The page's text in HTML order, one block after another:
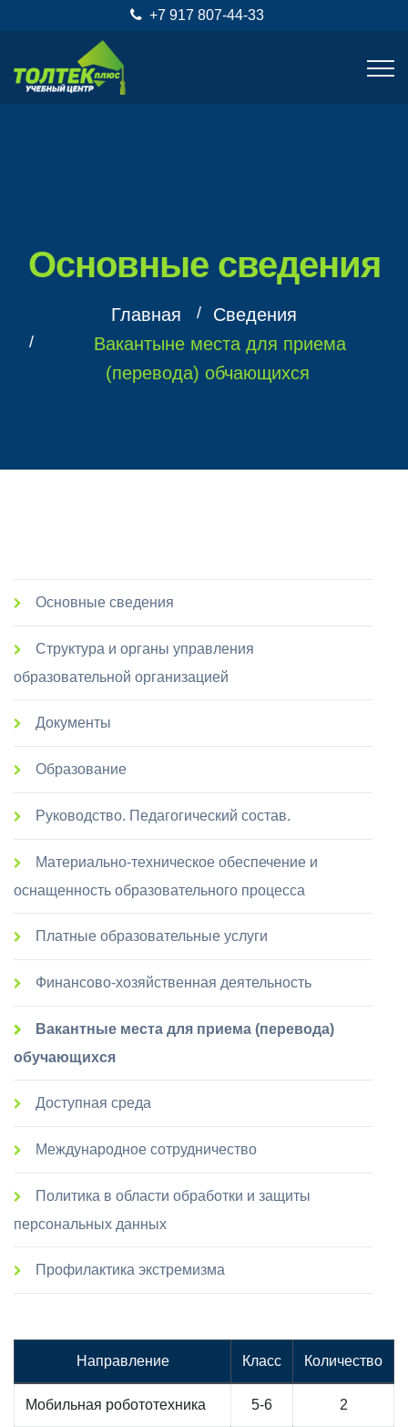
+7 917 807-44-33
Основные сведения
Главная
Сведения
Вакантыне места для приема
(перевода) обчающихся
Основные сведения
Структура и органы управления
образовательной организацией
Документы
Образование
Руководство. Педагогический состав.
Материально-техническое обеспечение и
оснащенность образовательного процесса
Платные образовательные услуги
Финансово-хозяйственная деятельность
Вакантные места для приема (перевода)
обучающихся
Доступная среда
Международное сотрудничество
Политика в области обработки и защиты
персональных данных
Профилактика экстремизма
Направление Класс Количество
Мобильная робототехника 5-6 2